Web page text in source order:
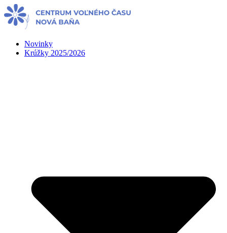
Preskočiť
na
obsah
Novinky
Krúžky 2025/2026